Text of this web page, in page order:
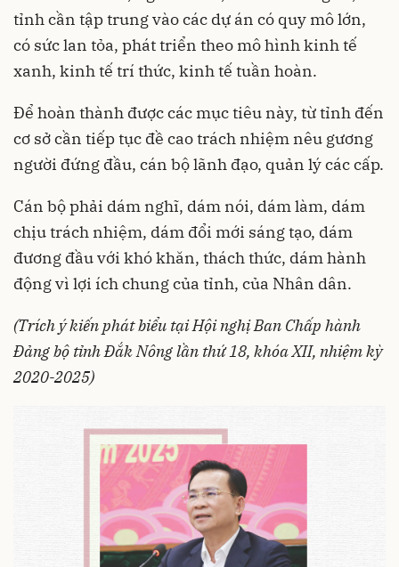
tỉnh cần tập trung vào các dự án có quy mô lớn,
có sức lan tỏa, phát triển theo mô hình kinh tế
xanh, kinh tế trí thức, kinh tế tuần hoàn.
Để hoàn thành được các mục tiêu này, từ tỉnh đến
cơ sở cần tiếp tục đề cao trách nhiệm nêu gương
người đứng đầu, cán bộ lãnh đạo, quản lý các cấp.
Cán bộ phải dám nghĩ, dám nói, dám làm, dám
chịu trách nhiệm, dám đổi mới sáng tạo, dám
đương đầu với khó khăn, thách thức, dám hành
động vì lợi ích chung của tỉnh, của Nhân dân.
(Trích ý kiến phát biểu tại Hội nghị Ban Chấp hành
Đảng bộ tỉnh Đắk Nông lần thứ 18, khóa XII, nhiệm kỳ
2020-2025)